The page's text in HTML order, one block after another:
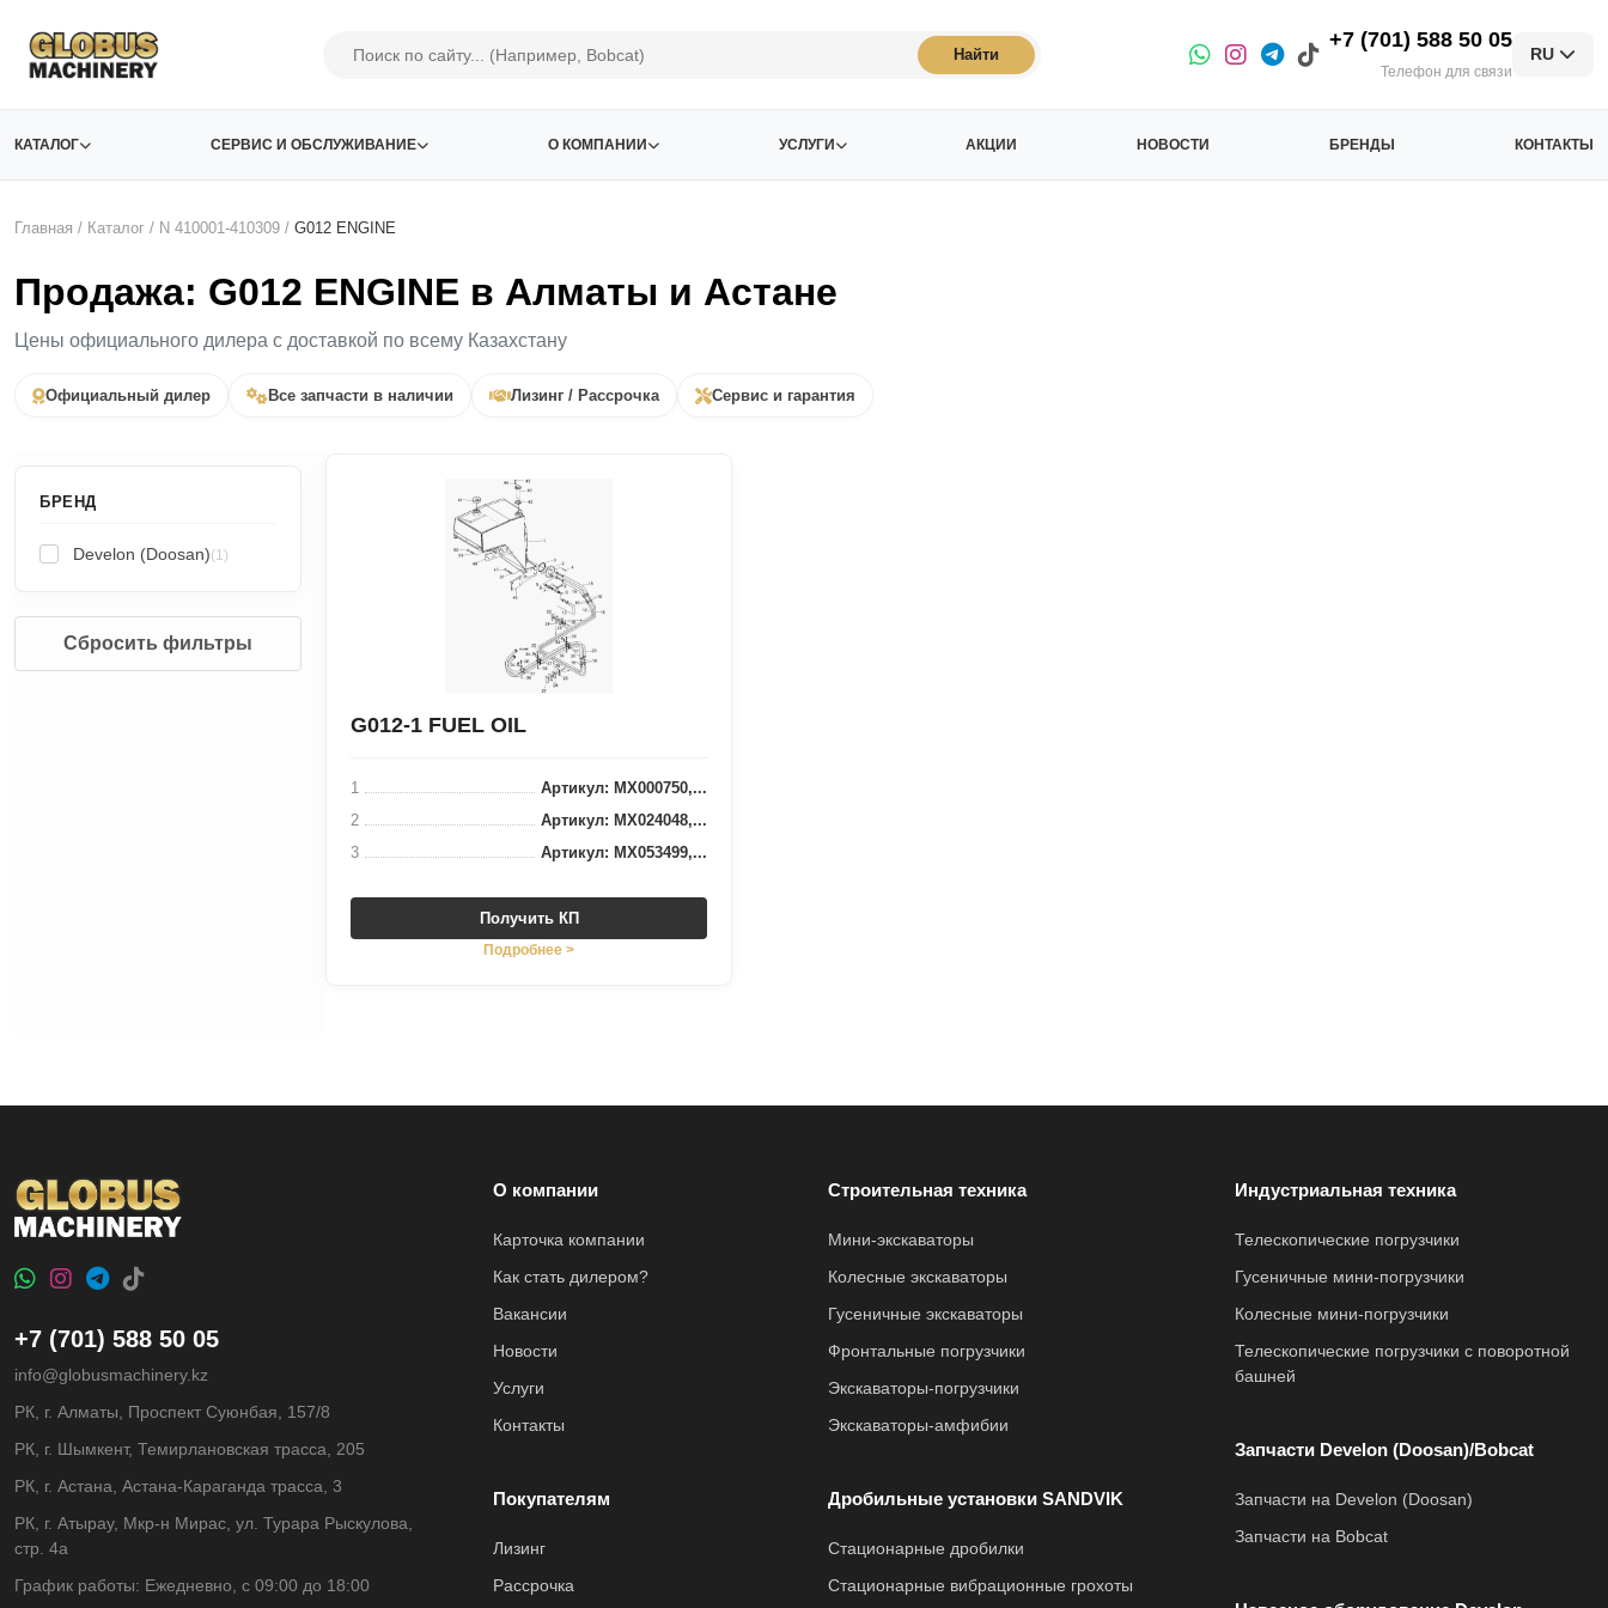
Найти
+7 (701) 588 50 05
Телефон для связи
RU
КАТАЛОГ СЕРВИС И ОБСЛУЖИВАНИЕ О КОМПАНИИ УСЛУГИ АКЦИИ НОВОСТИ БРЕНДЫ КОНТАКТЫ
Главная / Каталог / N 410001-410309 / G012 ENGINE
Продажа: G012 ENGINE в Алматы и Астане
Цены официального дилера с доставкой по всему Казахстану
Официальный дилер Все запчасти в наличии Лизинг / Рассрочка Сервис и гарантия
БРЕНД
Develon (Doosan)(1)
Сбросить фильтры
G012-1 FUEL OIL
1
Артикул: MX000750,...
2
Артикул: MX024048,...
3
Артикул: MX053499,...
Получить КП
Подробнее >
+7 (701) 588 50 05
info@globusmachinery.kz
РК, г. Алматы, Проспект Суюнбая, 157/8
РК, г. Шымкент, Темирлановская трасса, 205
РК, г. Астана, Астана-Караганда трасса, 3
РК, г. Атырау, Мкр-н Мирас, ул. Турара Рыскулова,
стр. 4а
График работы: Ежедневно, с 09:00 до 18:00
О компании
Карточка компании
Как стать дилером?
Вакансии
Новости
Услуги
Контакты
Покупателям
Лизинг
Рассрочка
Строительная техника
Мини-экскаваторы
Колесные экскаваторы
Гусеничные экскаваторы
Фронтальные погрузчики
Экскаваторы-погрузчики
Экскаваторы-амфибии
Дробильные установки SANDVIK
Стационарные дробилки
Стационарные вибрационные грохоты
Индустриальная техника
Телескопические погрузчики
Гусеничные мини-погрузчики
Колесные мини-погрузчики
Телескопические погрузчики с поворотной
башней
Запчасти Develon (Doosan)/Bobcat
Запчасти на Develon (Doosan)
Запчасти на Bobcat